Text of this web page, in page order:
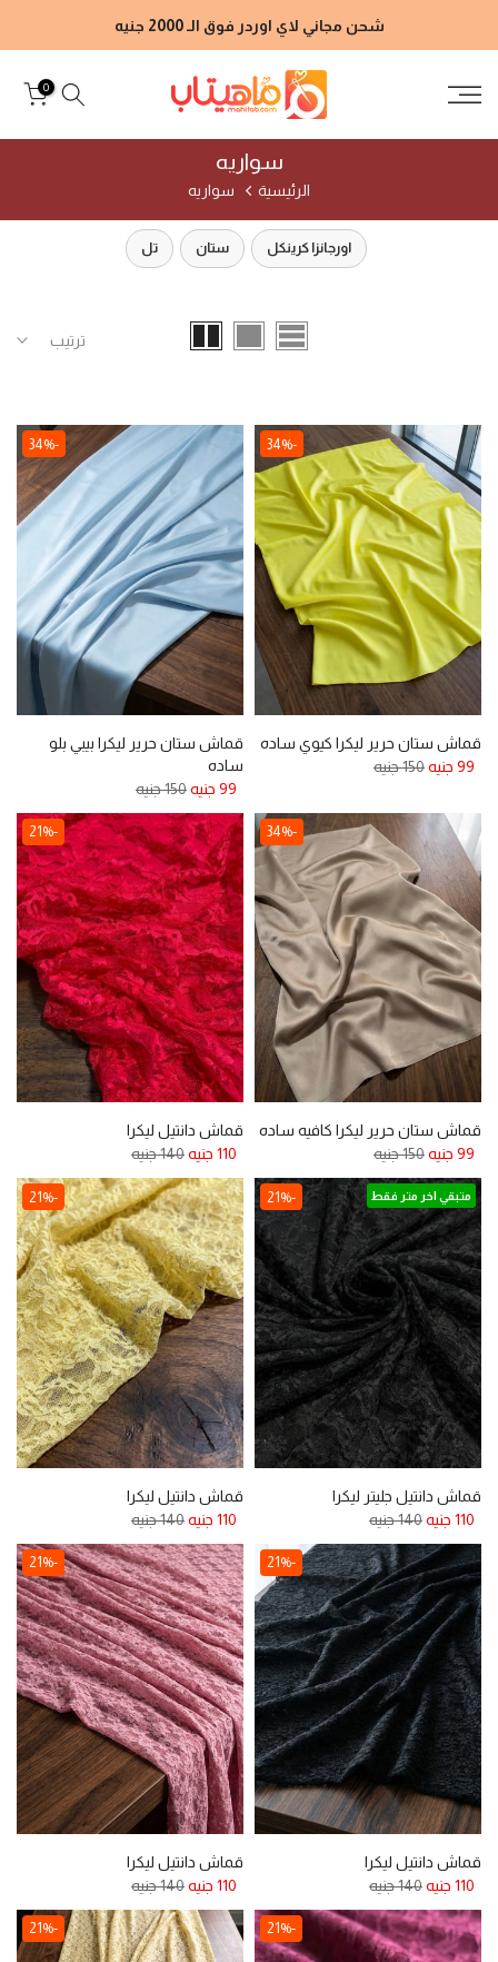
إلى
شحن مجاني لاي اوردر فوق الـ 2000 جنيه
0
سواريه
الرئيسية سواريه
اورجانزا كرينكل ستان تل
ترتيب
-34%
قماش ستان حرير ليكرا كيوي ساده
99 جنيه
150 جنيه
-34%
قماش ستان حرير ليكرا بيبي بلو
ساده
99 جنيه
150 جنيه
-34%
قماش ستان حرير ليكرا كافيه ساده
99 جنيه
150 جنيه
-21%
قماش دانتيل ليكرا
110 جنيه
140 جنيه
-21% متبقي اخر متر فقط
قماش دانتيل جليتر ليكرا
110 جنيه
140 جنيه
-21%
قماش دانتيل ليكرا
110 جنيه
140 جنيه
-21%
قماش دانتيل ليكرا
110 جنيه
140 جنيه
-21%
قماش دانتيل ليكرا
110 جنيه
140 جنيه
-21%
-21%